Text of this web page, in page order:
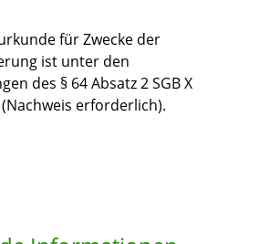
für Zwecke der
ist unter den
des § 64 Absatz 2 SGB X
erforderlich).